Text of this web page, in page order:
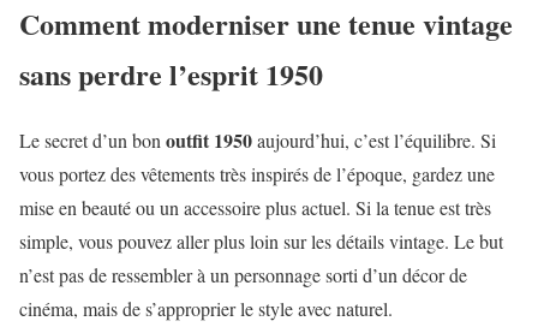
Comment moderniser une tenue vintage
sans perdre l’esprit 1950
Le secret d’un bon outfit 1950aujourd’hui, c’est l’équilibre. Si
vous portez des vêtements très inspirés de l’époque, gardez une
mise en beauté ou un accessoire plus actuel. Si la tenue est très
simple, vous pouvez aller plus loin sur les détails vintage. Le but
n’est pas de ressembler à un personnage sorti d’un décor de
cinéma, mais de s’approprier le style avec naturel.